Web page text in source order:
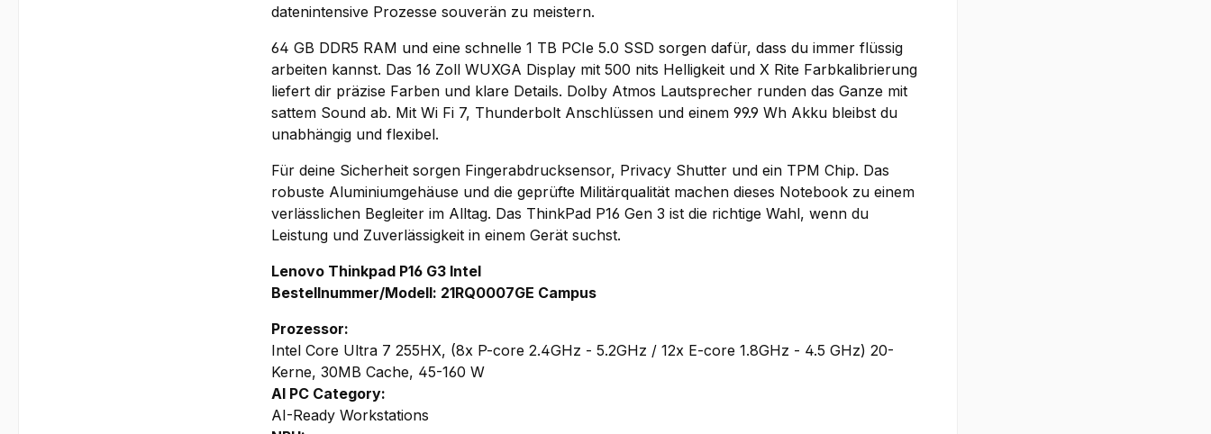
datenintensive Prozesse souverän zu meistern.
64 GB DDR5 RAM und eine schnelle 1 TB PCIe 5.0 SSD sorgen dafür, dass du immer flüssig
arbeiten kannst. Das 16 Zoll WUXGA Display mit 500 nits Helligkeit und X Rite Farbkalibrierung
liefert dir präzise Farben und klare Details. Dolby Atmos Lautsprecher runden das Ganze mit
sattem Sound ab. Mit Wi Fi 7, Thunderbolt Anschlüssen und einem 99.9 Wh Akku bleibst du
unabhängig und flexibel.
Für deine Sicherheit sorgen Fingerabdrucksensor, Privacy Shutter und ein TPM Chip. Das
robuste Aluminiumgehäuse und die geprüfte Militärqualität machen dieses Notebook zu einem
verlässlichen Begleiter im Alltag. Das ThinkPad P16 Gen 3 ist die richtige Wahl, wenn du
Leistung und Zuverlässigkeit in einem Gerät suchst.
Lenovo Thinkpad P16 G3 Intel
Bestellnummer/Modell: 21RQ0007GE Campus
Prozessor:
Intel Core Ultra 7 255HX, (8x P-core 2.4GHz - 5.2GHz / 12x E-core 1.8GHz - 4.5 GHz) 20-
Kerne, 30MB Cache, 45-160 W
AI PC Category:
AI-Ready Workstations